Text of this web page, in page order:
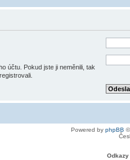
účtu. Pokud jste ji neměnili, tak
Powered by phpBB